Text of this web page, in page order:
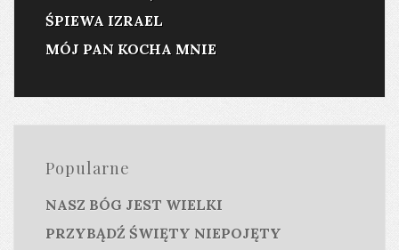
ŚPIEWA IZRAEL
MÓJ PAN KOCHA MNIE
Popularne
NASZ BÓG JEST WIELKI
PRZYBĄDŹ ŚWIĘTY NIEPOJĘTY